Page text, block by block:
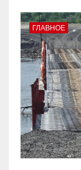
ГЛАВНОЕ